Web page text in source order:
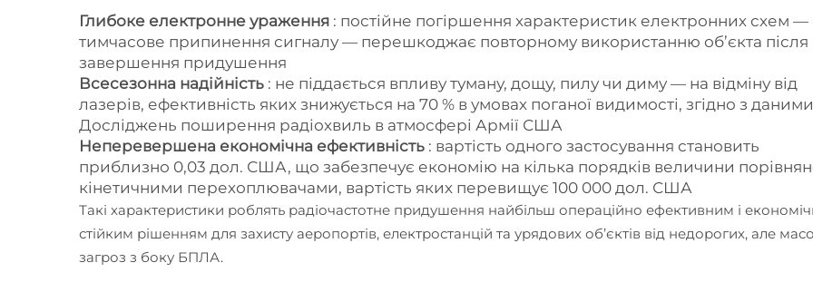
Глибоке електронне ураження : постійне погіршення характеристик електронних схем —
тимчасове припинення сигналу — перешкоджає повторному використанню об’єкта після
завершення придушення
Всесезонна надійність : не піддається впливу туману, дощу, пилу чи диму — на відміну від
лазерів, ефективність яких знижується на 70 % в умовах поганої видимості, згідно з даними
Досліджень поширення радіохвиль в атмосфері Армії США
Неперевершена економічна ефективність : вартість одного застосування становить
приблизно 0,03 дол. США, що забезпечує економію на кілька порядків величини
кінетичними перехоплювачами, вартість яких перевищує 100 000 дол. США
Такі характеристики роблять радіочастотне придушення найбільш операційно ефективним і
стійким рішенням для захисту аеропортів, електростанцій та урядових об’єктів від недорогих, але
загроз з боку БПЛА.